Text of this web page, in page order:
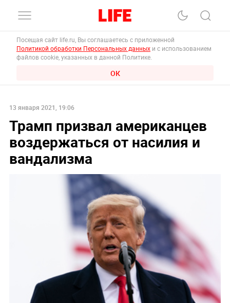
Посещая сайт life.ru, Вы соглашаетесь с приложенной
Политикой обработки Персональных данных и с использованием
файлов cookie, указанных в данной Политике.
ОК
13 января 2021, 19:06
Трамп призвал американцев
воздержаться от насилия и
вандализма